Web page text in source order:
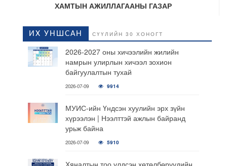
ХАМТЫН АЖИЛЛАГААНЫ ГАЗАР
ИХ УНШСАН СҮҮЛИЙН 30 ХОНОГТ
2026-2027 оны хичээлийн жилийн
намрын улирлын хичээл зохион
байгуулалтын тухай
2026-07-09 9914
МУИС-ийн Үндсэн хуулийн эрх зүйн
хүрээлэн | Нээлттэй ажлын байранд
урьж байна
2026-07-09 5910